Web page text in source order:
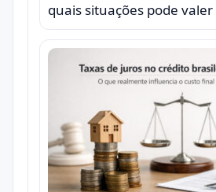
quais situações pode